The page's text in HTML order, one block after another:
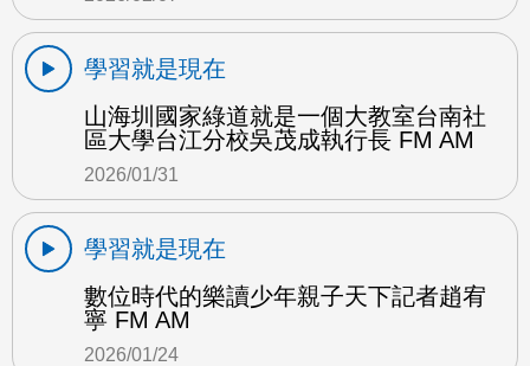
學習就是現在
山海圳國家綠道就是一個大教室台南社
區大學台江分校吳茂成執行長 FM AM
2026/01/31
學習就是現在
數位時代的樂讀少年親子天下記者趙宥
寧 FM AM
2026/01/24